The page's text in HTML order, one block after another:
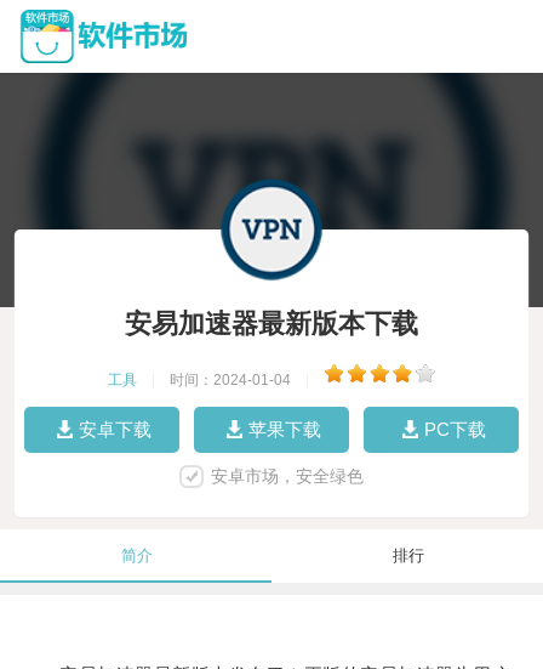
安易加速器最新版本下载
工具 时间：2024-01-04
安卓下载 苹果下载 PC下载
安卓市场，安全绿色
简介 排行